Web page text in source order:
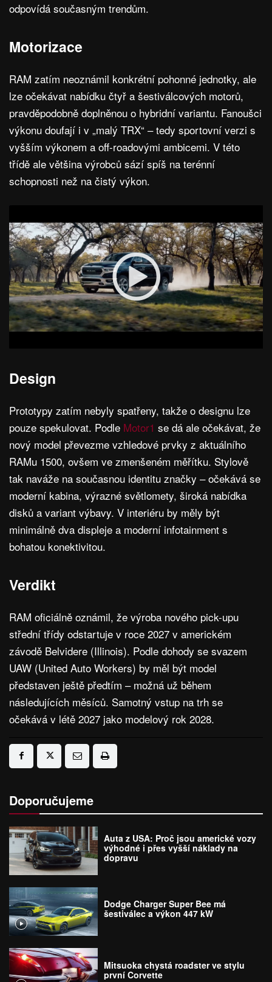
odpovídá současným trendům.
Motorizace
RAM zatím neoznámil konkrétní pohonné jednotky, ale
lze očekávat nabídku čtyř a šestiválcových motorů,
pravděpodobně doplněnou o hybridní variantu. Fanoušci
výkonu doufají i v „malý TRX“ – tedy sportovní verzi s
vyšším výkonem a off-roadovými ambicemi. V této
třídě ale většina výrobců sází spíš na terénní
schopnosti než na čistý výkon.
Design
Prototypy zatím nebyly spatřeny, takže o designu lze
pouze spekulovat. Podle Motor1 se dá ale očekávat, že
nový model převezme vzhledové prvky z aktuálního
RAMu 1500, ovšem ve zmenšeném měřítku. Stylově
tak naváže na současnou identitu značky – očekává se
moderní kabina, výrazné světlomety, široká nabídka
disků a variant výbavy. V interiéru by měly být
minimálně dva displeje a moderní infotainment s
bohatou konektivitou.
Verdikt
RAM oficiálně oznámil, že výroba nového pick-upu
střední třídy odstartuje v roce 2027 v americkém
závodě Belvidere (Illinois). Podle dohody se svazem
UAW (United Auto Workers) by měl být model
představen ještě předtím – možná už během
následujících měsíců. Samotný vstup na trh se
očekává v létě 2027 jako modelový rok 2028.
Doporučujeme
Auta z USA: Proč jsou americké vozy
výhodné i přes vyšší náklady na
dopravu
Dodge Charger Super Bee má
šestiválec a výkon 447 kW
Mitsuoka chystá roadster ve stylu
první Corvette